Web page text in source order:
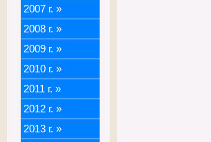
2007 г. »
2008 г. »
2009 г. »
2010 г. »
2011 г. »
2012 г. »
2013 г. »